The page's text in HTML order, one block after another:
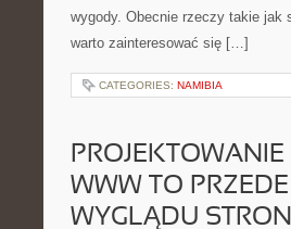
wygody. Obecnie rzeczy takie jak
warto zainteresować się […]
CATEGORIES: NAMIBIA
WWW TO
WYGLĄDU